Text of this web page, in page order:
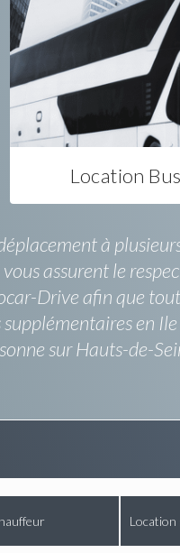
Location
à
assurent le
Drive afin que
en
sur Hauts-de-
Location